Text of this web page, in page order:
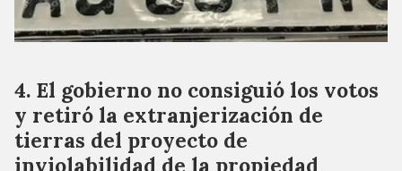
El gobierno no consiguió los votos
y retiró la extranjerización de
tierras del proyecto de
inviolabilidad de la propiedad